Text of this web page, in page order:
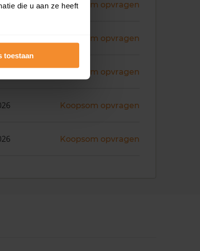
die u aan ze heeft
toestaan
Koopsom opvragen
Koopsom opvragen
Koopsom opvragen
Koopsom opvragen
Koopsom opvragen